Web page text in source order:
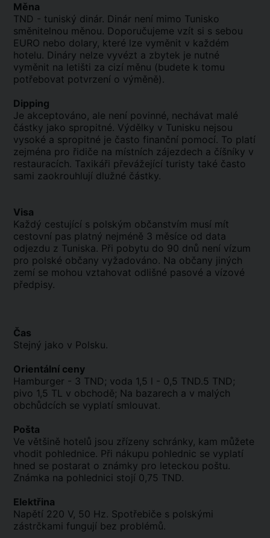
Měna
TND - tuniský dinár. Dinár není mimo Tunisko
směnitelnou měnou. Doporučujeme vzít si s sebou
EURO nebo dolary, které lze vyměnit v každém
hotelu. Dináry nelze vyvézt a zbytek je nutné
vyměnit na letišti za cizí měnu (budete k tomu
potřebovat potvrzení o výměně).
Dipping
Je akceptováno, ale není povinné, nechávat malé
částky jako spropitné. Výdělky v Tunisku nejsou
vysoké a spropitné je často finanční pomocí. To platí
zejména pro řidiče na místních zájezdech a číšníky v
restauracích. Taxikáři převážející turisty také často
sami zaokrouhlují dlužné částky.
Visa
Každý cestující s polským občanstvím musí mít
cestovní pas platný nejméně 3 měsíce od data
odjezdu z Tuniska. Při pobytu do 90 dnů není vízum
pro polské občany vyžadováno. Na občany jiných
zemí se mohou vztahovat odlišné pasové a vízové
předpisy.
Čas
Stejný jako v Polsku.
Orientální ceny
Hamburger - 3 TND; voda 1,5 l - 0,5 TND.5 TND;
pivo 1,5 TL v obchodě; Na bazarech a v malých
obchůdcích se vyplatí smlouvat.
Pošta
Ve většině hotelů jsou zřízeny schránky, kam můžete
vhodit pohlednice. Při nákupu pohlednic se vyplatí
hned se postarat o známky pro leteckou poštu.
Známka na pohlednici stojí 0,75 TND.
Elektřina
Napětí 220 V, 50 Hz. Spotřebiče s polskými
zástrčkami fungují bez problémů.